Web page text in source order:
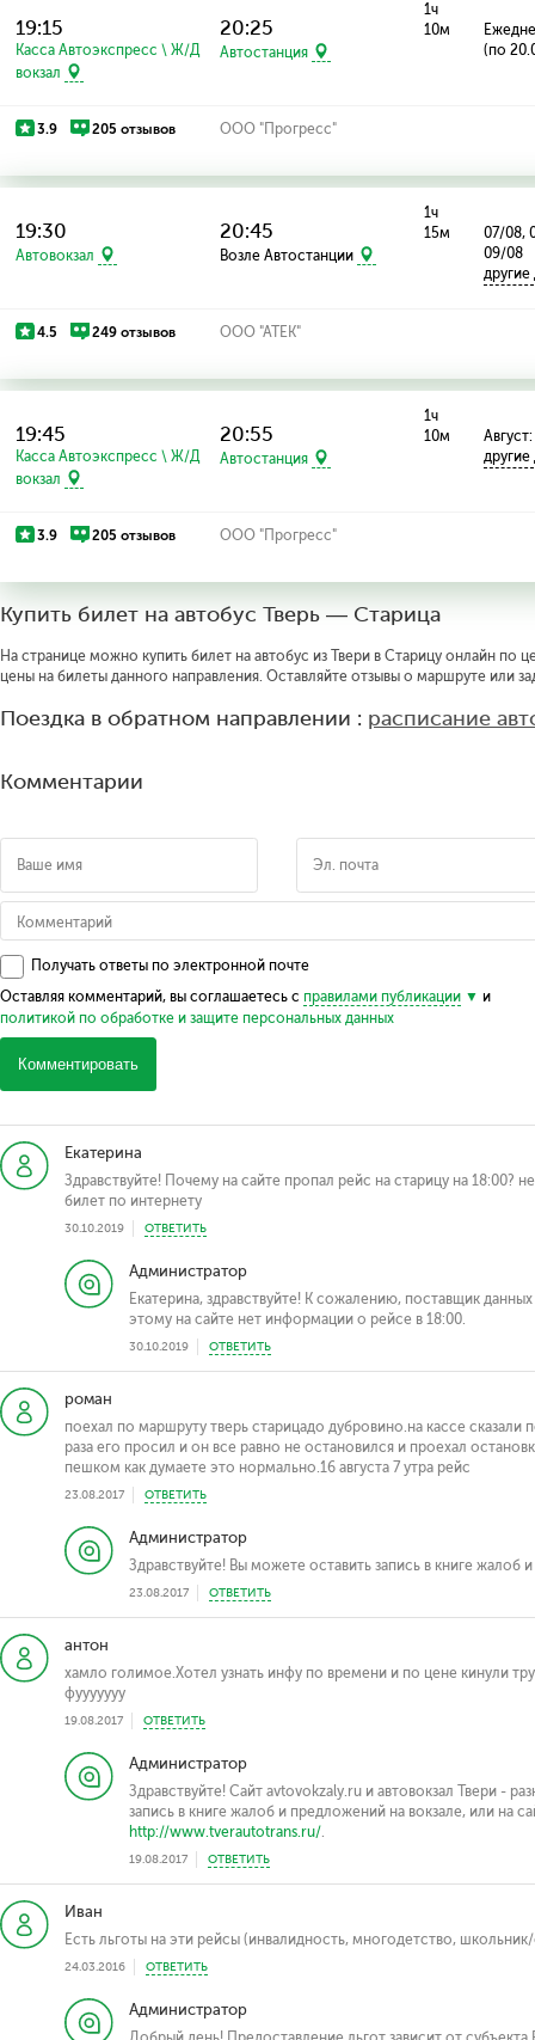
19:15
Касса Автоэкспресс \ Ж/Д
вокзал
20:25
Автостанция
1ч
10м
(по
3.9 205 отзывов ООО "Прогресс"
19:30
Автовокзал
20:45
Возле Автостанции
1ч
15м
07/08,
09/08
4.5 249 отзывов ООО "АТЕК"
19:45
Касса Автоэкспресс \ Ж/Д
вокзал
20:55
Автостанция
1ч
10м
3.9 205 отзывов ООО "Прогресс"
Купить билет на автобус Тверь — Старица
На странице можно купить билет на автобус из Твери в Старицу онлайн по
цены на билеты данного направления. Оставляйте отзывы о маршруте или
Поездка в обратном направлении : расписание
Комментарии
Получать ответы по электронной почте
Оставляя комментарий, вы соглашаетесь с правилами публикации
и
политикой по обработке и защите персональных данных
Комментировать
Екатерина
Здравствуйте! Почему на сайте пропал рейс на старицу на 18:00?
билет по интернету
30.10.2019 ОТВЕТИТЬ
Администратор
Екатерина, здравствуйте! К сожалению, поставщик
этому на сайте нет информации о рейсе в 18:00.
30.10.2019 ОТВЕТИТЬ
роман
поехал по маршруту тверь старицадо дубровино.на кассе сказали
раза его просил и он все равно не остановился и проехал
пешком как думаете это нормально.16 августа 7 утра рейс
23.08.2017 ОТВЕТИТЬ
Администратор
Здравствуйте! Вы можете оставить запись в книге жалоб
23.08.2017 ОТВЕТИТЬ
антон
хамло голимое.Хотел узнать инфу по времени и по цене кинули
фууууууу
19.08.2017 ОТВЕТИТЬ
Администратор
Здравствуйте! Сайт avtovokzaly.ru и автовокзал Твери -
запись в книге жалоб и предложений на вокзале, или на
http://www.tverautotrans.ru/.
19.08.2017 ОТВЕТИТЬ
Иван
Есть льготы на эти рейсы (инвалидность, многодетство,
24.03.2016 ОТВЕТИТЬ
Администратор